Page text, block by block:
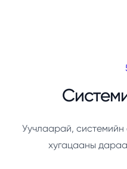
Уучлаарай, системийн
хугацааны